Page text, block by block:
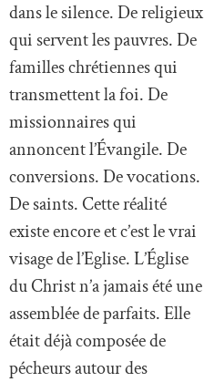
dans le silence. De religieux
qui servent les pauvres. De
familles chrétiennes qui
transmettent la foi. De
missionnaires qui
annoncent l’Évangile. De
conversions. De vocations.
De saints. Cette réalité
existe encore et c’est le vrai
visage de l’Eglise. L’Église
du Christ n’a jamais été une
assemblée de parfaits. Elle
était déjà composée de
pécheurs autour des